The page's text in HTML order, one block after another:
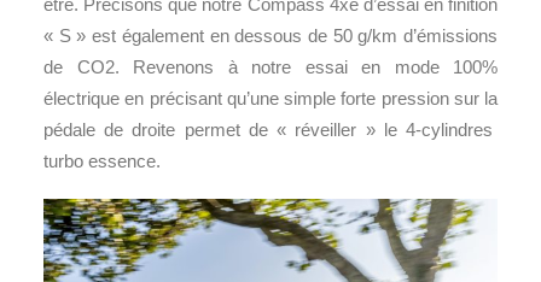
être. Précisons que notre Compass 4xe d’essai en finition
« S » est également en dessous de 50 g/km d’émissions
de CO2. Revenons à notre essai en mode 100%
électrique en précisant qu’une simple forte pression sur la
pédale de droite permet de « réveiller » le 4-cylindres
turbo essence.